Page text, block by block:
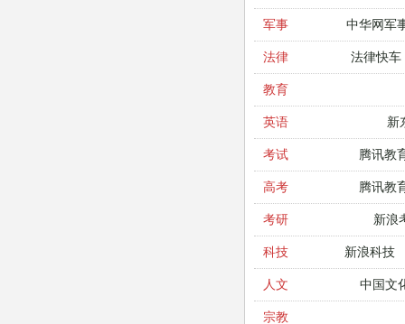
军事 中华网军
法律 法律快车
教育
英语 新
考试 腾讯教
高考 腾讯教
考研 新浪
科技 新浪科技
人文 中国文
宗教